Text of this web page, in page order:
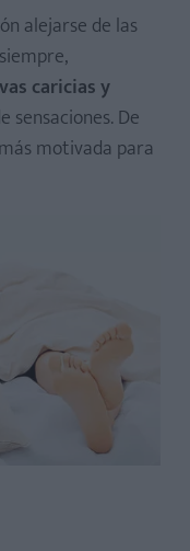
alejarse de las
caricias y
De
motivada para